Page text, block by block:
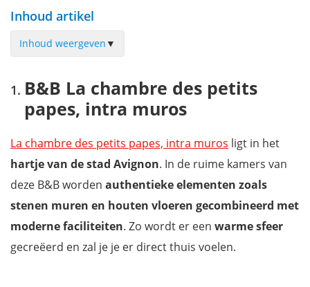
Inhoud artikel
Inhoud weergeven ▼
Hôtel Danieli
Hôtel Le Bristol
Hôtel Cloitre Saint Louis Avignon
Mas de Capelou
Hotel Boquier
B&B La chambre des petits
papes, intra muros
La chambre des petits papes, intra muros ligt in het
hartje van de stad Avignon. In de ruime kamers van
deze B&B worden authentieke elementen zoals
stenen muren en houten vloeren gecombineerd met
moderne faciliteiten. Zo wordt er een warme sfeer
gecreëerd en zal je je er direct thuis voelen.